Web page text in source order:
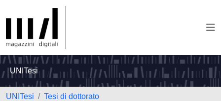
UNITesi
UNITesi
Tesi di dottorato